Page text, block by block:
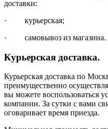
доставки:
· курьерская;
· самовывоз из магазина.
Курьерская доставка.
Курьерская доставка по
преимущественно
вы можете воспользоваться
компании. За сутки с вами
оговаривает время приезда.